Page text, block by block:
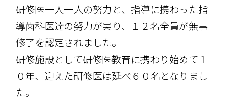
研修医一人一人の努力と、指導に携わった指
導歯科医達の努力が実り、１２名全員が無事
修了を認定されました。
研修施設として研修医教育に携わり始めて１
０年、迎えた研修医は延べ６０名となりまし
た。